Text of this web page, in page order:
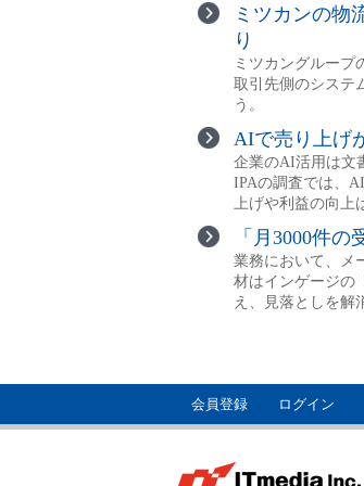
会員登録 ログイン